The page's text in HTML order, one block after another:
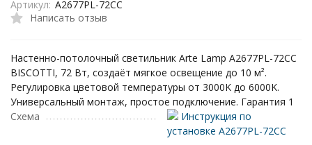
Написать отзыв
Артикул: A2677PL-72CC
Настенно-потолочный светильник Arte Lamp A2677PL-72CC
BISCOTTI, 72 Вт, создаёт мягкое освещение до 10 м².
Регулировка цветовой температуры от 3000K до 6000K.
Универсальный монтаж, простое подключение. Гарантия 1
Схема
Инструкция по
установке A2677PL-72CC